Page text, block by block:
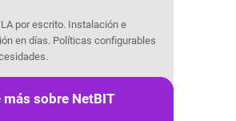
por escrito. Instalación e
en días. Políticas configurables
más sobre NetBIT